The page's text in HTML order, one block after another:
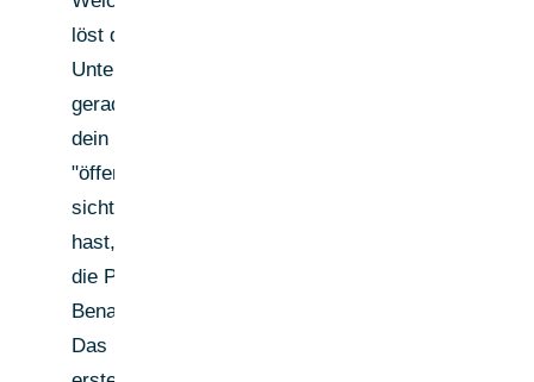
löst das
Unternehmen
gerade? Wenn du
dein Profil auf
"öffentlich
sichtbar" gestellt
hast, bekommt
die Person eine
Benachrichtigung.
Das ist dein